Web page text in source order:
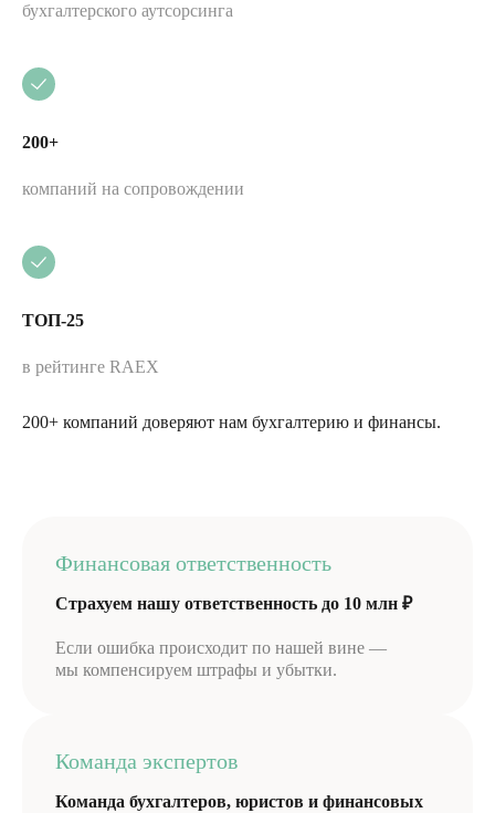
бухгалтерского аутсорсинга
200+
компаний на сопровождении
ТОП-25
в рейтинге RAEX
200+ компаний доверяют нам бухгалтерию и финансы.
Финансовая ответственность
Страхуем нашу ответственность до 10 млн ₽
Если ошибка происходит по нашей вине —
мы компенсируем штрафы и убытки.
Команда экспертов
Команда бухгалтеров, юристов и финансовых